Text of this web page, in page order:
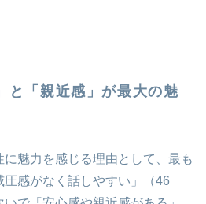
と「親近感」が最大の魅
魅力を感じる理由として、最も
感がなく話しやすい」（46